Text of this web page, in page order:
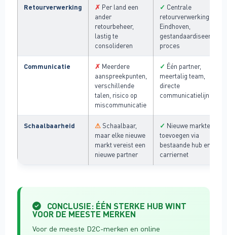
Retourverwerking ✗ Per land een
ander
retourbeheer,
lastig te
consolideren
✓ Centrale
retourverwerking in
Eindhoven,
gestandaardiseerd
proces
Communicatie ✗ Meerdere
aanspreekpunten,
verschillende
talen, risico op
miscommunicatie
✓ Één partner,
meertalig team,
directe
communicatielijn
Schaalbaarheid ⚠ Schaalbaar,
maar elke nieuwe
markt vereist een
nieuwe partner
✓ Nieuwe markten
toevoegen via
bestaande hub en
carriernet
CONCLUSIE: ÉÉN STERKE HUB WINT
VOOR DE MEESTE MERKEN
Voor de meeste D2C-merken en online